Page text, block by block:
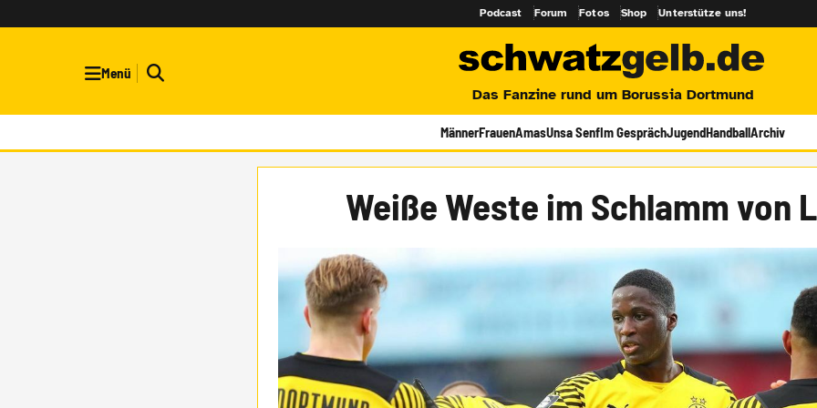
Podcast Forum Fotos Shop Unterstütze uns!
Menü
Das Fanzine rund um Borussia Dortmund
MännerFrauenAmasUnsa SenfIm GesprächJugendHandballArchiv
Weiße Weste im Schlamm von